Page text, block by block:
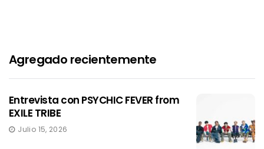
Agregado recientemente
Entrevista con PSYCHIC FEVER from
EXILE TRIBE
Julio 15, 2026